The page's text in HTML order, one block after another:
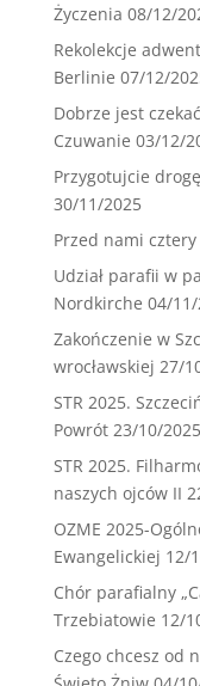
Życzenia 08/12/
Rekolekcje
Berlinie 07/12/
Dobrze jest
Czuwanie 03/12/
Przygotujcie
30/11/2025
Przed nami
Udział parafii w
Nordkirche 04/
Zakończenie w
wrocławskiej 27/
STR 2025.
Powrót 23/10/2025
STR 2025.
naszych ojców II
OZME 2025-
Ewangelickiej 12/
Chór parafialny
Trzebiatowie 12/
Czego chcesz od